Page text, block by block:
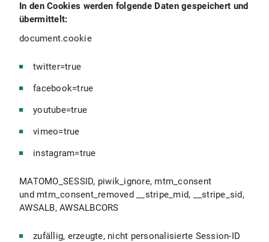
In den Cookies werden folgende Daten gespeichert und
übermittelt:
document.cookie
twitter=true
facebook=true
youtube=true
vimeo=true
instagram=true
MATOMO_SESSID, piwik_ignore, mtm_consent
und mtm_consent_removed __stripe_mid, __stripe_sid,
AWSALB, AWSALBCORS
zufällig, erzeugte, nicht personalisierte Session-ID